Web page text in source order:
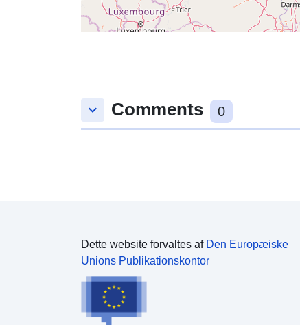
keyboard_arrow_down Comments 0
Dette website forvaltes af Den Europæiske
Unions Publikationskontor